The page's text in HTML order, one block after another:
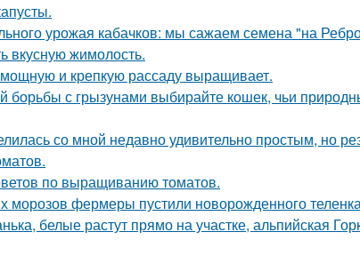
урожая кабачков: мы сажаем семена "на
вкусную жимолость.
и крепкую рассаду выращивает.
борьбы с грызунами выбирайте кошек, чьи
со мной недавно удивительно простым, но
по выращиванию томатов.
морозов фермеры пустили новорожденного
белые растут прямо на участке, альпийская